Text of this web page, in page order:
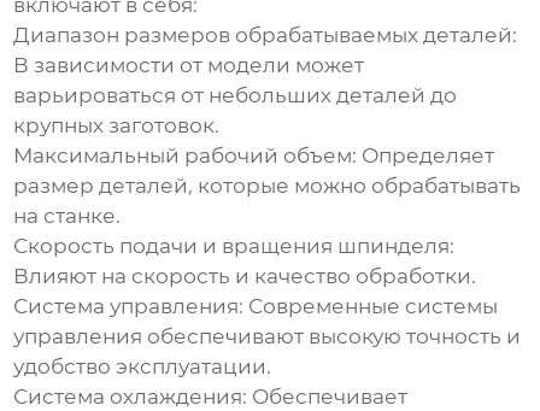
включают в себя:
Диапазон размеров обрабатываемых деталей:
В зависимости от модели может
варьироваться от небольших деталей до
крупных заготовок.
Максимальный рабочий объем: Определяет
размер деталей, которые можно обрабатывать
на станке.
Скорость подачи и вращения шпинделя:
Влияют на скорость и качество обработки.
Система управления: Современные системы
управления обеспечивают высокую точность и
удобство эксплуатации.
Система охлаждения: Обеспечивает